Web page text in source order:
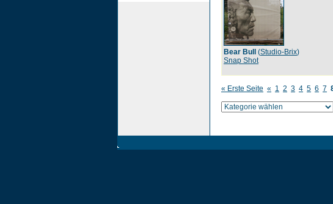
Bear Bull (Studio-Brix)
Snap Shot
« Erste Seite « 1 2 3 4 5 6 7